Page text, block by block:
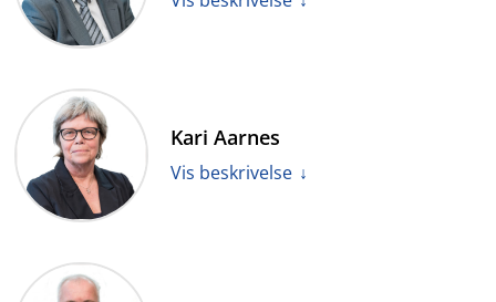
Aardal er professor i statsvitenskap ved Universitetet i
Oslo. Aardal ledet arbeidsgruppen for utredning av
elektronisk stemmegivning og var medlem av det
forrige valglovutvalget som la frem NOU 2001:3.
Kari Aarnes
Vis beskrivelse
Aarnes er kontorsjef og valgansvarlig i Steinkjer
kommune. Aarnes er medlem av styret i Valgforum og